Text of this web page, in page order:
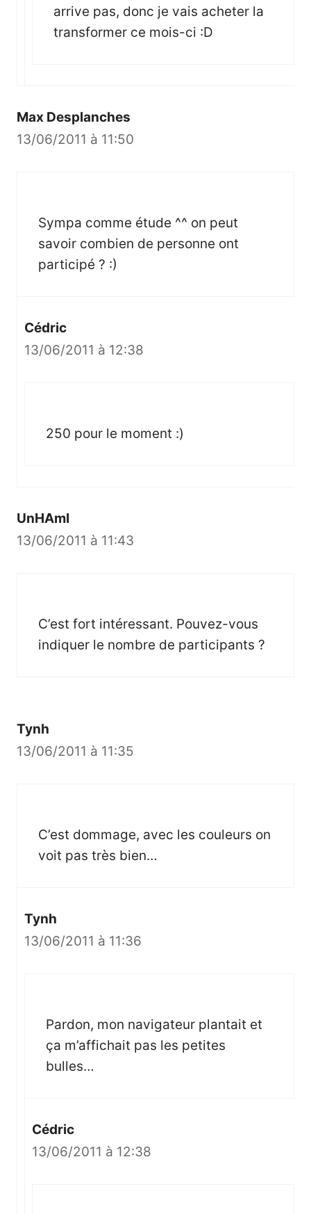
arrive pas, donc je vais acheter la
transformer ce mois-ci :D
Max Desplanches
13/06/2011 à 11:50
Sympa comme étude ^^ on peut
savoir combien de personne ont
participé ? :)
Cédric
13/06/2011 à 12:38
250 pour le moment :)
UnHAmI
13/06/2011 à 11:43
C’est fort intéressant. Pouvez-vous
indiquer le nombre de participants ?
Tynh
13/06/2011 à 11:35
C’est dommage, avec les couleurs on
voit pas très bien…
Tynh
13/06/2011 à 11:36
Pardon, mon navigateur plantait et
ça m’affichait pas les petites
bulles…
Cédric
13/06/2011 à 12:38